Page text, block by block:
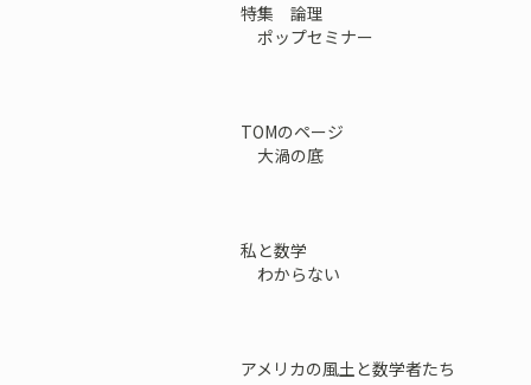
特集 論理
ポップセミナー
TOMのページ
大渦の底
私と数学
わからない
アメリカの風土と数学者たち